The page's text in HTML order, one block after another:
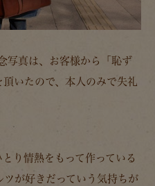
写真は、お客様から「恥ず
いたので、本人のみで失礼
り情熱をもって作っている
ツが好きだっていう気持ちが